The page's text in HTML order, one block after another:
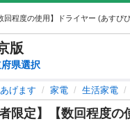
版
県選択
げます 家電 生活家電
限定】【数回程度